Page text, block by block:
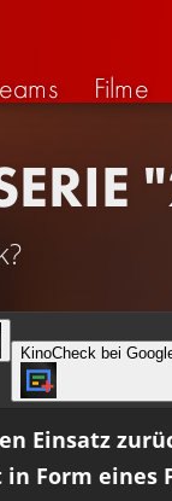
Filme
KinoCheck bei
Einsatz
Form eines